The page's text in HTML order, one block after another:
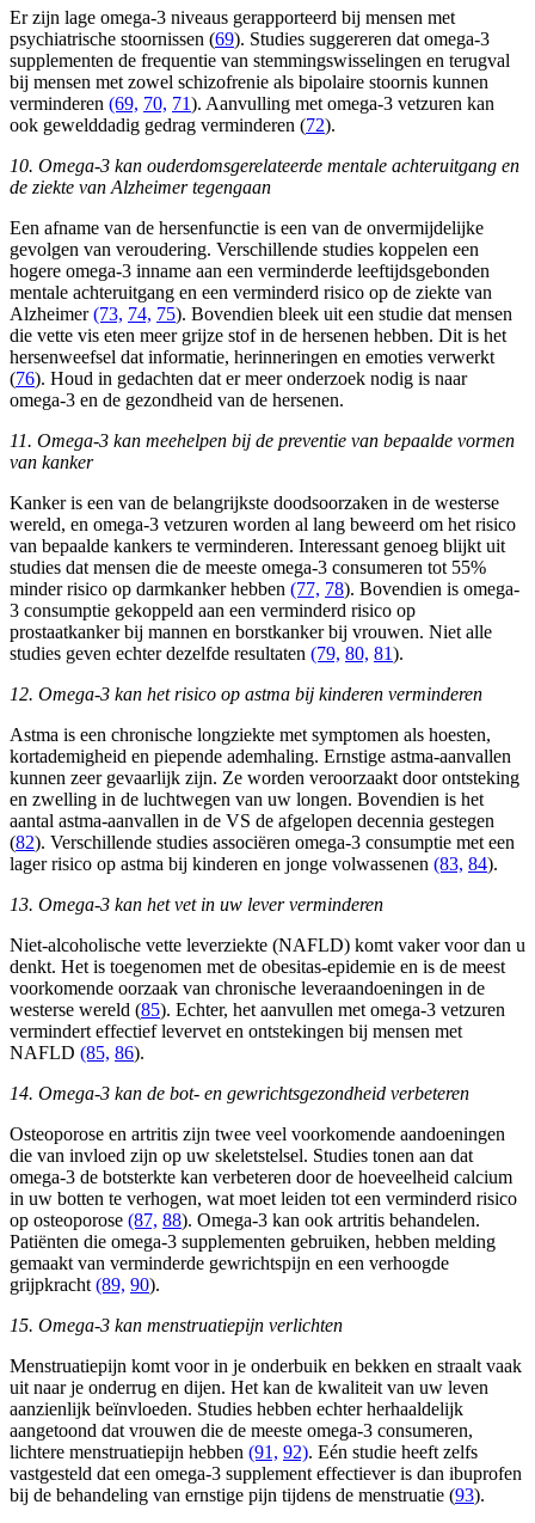
Er zijn lage omega-3 niveaus gerapporteerd bij mensen met
psychiatrische stoornissen (69). Studies suggereren dat omega-3
supplementen de frequentie van stemmingswisselingen en terugval
bij mensen met zowel schizofrenie als bipolaire stoornis kunnen
verminderen (69, 70, 71). Aanvulling met omega-3 vetzuren kan
ook gewelddadig gedrag verminderen (72).
10. Omega-3 kan ouderdomsgerelateerde mentale achteruitgang en
de ziekte van Alzheimer tegengaan
Een afname van de hersenfunctie is een van de onvermijdelijke
gevolgen van veroudering. Verschillende studies koppelen een
hogere omega-3 inname aan een verminderde leeftijdsgebonden
mentale achteruitgang en een verminderd risico op de ziekte van
Alzheimer(73, 74, 75). Bovendien bleek uit een studie dat mensen
die vette vis eten meer grijze stof in de hersenen hebben. Dit is het
hersenweefsel dat informatie, herinneringen en emoties verwerkt
(76). Houd in gedachten dat er meer onderzoek nodig is naar
omega-3 en de gezondheid van de hersenen.
11. Omega-3 kan meehelpen bij de preventie van bepaalde vormen
van kanker
Kanker is een van de belangrijkste doodsoorzaken in de westerse
wereld, en omega-3 vetzuren worden al lang beweerd om het risico
van bepaalde kankers te verminderen. Interessant genoeg blijkt uit
studies dat mensen die de meeste omega-3 consumeren tot 55%
minder risico op darmkanker hebben (77, 78). Bovendien is omega-
3 consumptie gekoppeld aan een verminderd risico op
prostaatkanker bij mannen en borstkanker bij vrouwen. Niet alle
studies geven echter dezelfde resultaten (79, 80, 81).
12. Omega-3 kan het risico op astma bij kinderen verminderen
Astma is een chronische longziekte met symptomen als hoesten,
kortademigheid en piepende ademhaling. Ernstige astma-aanvallen
kunnen zeer gevaarlijk zijn. Ze worden veroorzaakt door ontsteking
en zwelling in de luchtwegen van uw longen. Bovendien is het
aantal astma-aanvallen in de VS de afgelopen decennia gestegen
(82). Verschillende studies associëren omega-3 consumptie met een
lager risico op astma bij kinderen en jonge volwassenen (83, 84).
13. Omega-3 kan het vet in uw lever verminderen
Niet-alcoholische vette leverziekte (NAFLD) komt vaker voor dan u
denkt. Het is toegenomen met de obesitas-epidemie en is de meest
voorkomende oorzaak van chronische leveraandoeningen in de
westerse wereld (85). Echter, het aanvullen met omega-3 vetzuren
vermindert effectief levervet en ontstekingen bij mensen met
NAFLD (85, 86).
14. Omega-3 kan de bot- en gewrichtsgezondheid verbeteren
Osteoporose en artritis zijn twee veel voorkomende aandoeningen
die van invloed zijn op uw skeletstelsel. Studies tonen aan dat
omega-3 de botsterkte kan verbeteren door de hoeveelheid calcium
in uw botten te verhogen, wat moet leiden tot een verminderd risico
op osteoporose (87, 88). Omega-3 kan ook artritis behandelen.
Patiënten die omega-3 supplementen gebruiken, hebben melding
gemaakt van verminderde gewrichtspijn en een verhoogde
grijpkracht (89, 90).
15. Omega-3 kan menstruatiepijn verlichten
Menstruatiepijn komt voor in je onderbuik en bekken en straalt vaak
uit naar je onderrug en dijen. Het kan de kwaliteit van uw leven
aanzienlijk beïnvloeden. Studies hebben echter herhaaldelijk
aangetoond dat vrouwen die de meeste omega-3 consumeren,
lichtere menstruatiepijn hebben (91, 92). Eén studie heeft zelfs
vastgesteld dat een omega-3 supplement effectiever is dan ibuprofen
bij de behandeling van ernstige pijn tijdens de menstruatie (93).